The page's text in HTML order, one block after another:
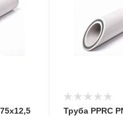
Труба PPRC